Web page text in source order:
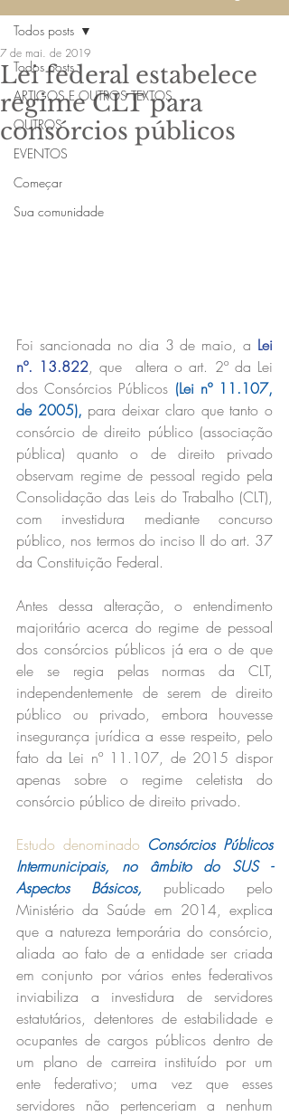
Todos posts
ARTIGOS E OUTROS TEXTOS
OUTROS
EVENTOS
Começar
Sua comunidade
Todos posts
Lei federal estabelece
regime CLT para
consórcios públicos
7 de mai. de 2019
Foi sancionada no dia 3 de maio, a Lei
nº. 13.822, que  altera o art. 2º da Lei
dos Consórcios Públicos (Lei nº 11.107,
de 2005), para deixar claro que tanto o
consórcio de direito público (associação
pública) quanto o de direito privado
observam regime de pessoal regido pela
Consolidação das Leis do Trabalho (CLT),
com investidura mediante concurso
público, nos termos do inciso II do art. 37
da Constituição Federal.
Antes dessa alteração, o entendimento
majoritário acerca do regime de pessoal
dos consórcios públicos já era o de que
ele se regia pelas normas da CLT,
independentemente de serem de direito
público ou privado, embora houvesse
insegurança jurídica a esse respeito, pelo
fato da Lei nº 11.107, de 2015 dispor
apenas sobre o regime celetista do
consórcio público de direito privado.
Estudo denominado Consórcios Públicos
Intermunicipais, no âmbito do SUS -
Aspectos Básicos, publicado pelo
Ministério da Saúde em 2014, explica
que a natureza temporária do consórcio,
aliada ao fato de a entidade ser criada
em conjunto por vários entes federativos
inviabiliza a investidura de servidores
estatutários, detentores de estabilidade e
ocupantes de cargos públicos dentro de
um plano de carreira instituído por um
ente federativo; uma vez que esses
servidores não pertenceriam a nenhum